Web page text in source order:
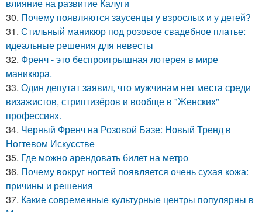
влияние на развитие Калуги
30. Почему появляются заусенцы у взрослых и у детей?
31. Стильный маникюр под розовое свадебное платье:
идеальные решения для невесты
32. Френч - это беспроигрышная лотерея в мире
маникюра.
33. Один депутат заявил, что мужчинам нет места среди
визажистов, стриптизёров и вообще в "Женских"
профессиях.
34. Черный Френч на Розовой Базе: Новый Тренд в
Ногтевом Искусстве
35. Где можно арендовать билет на метро
36. Почему вокруг ногтей появляется очень сухая кожа:
причины и решения
37. Какие современные культурные центры популярны в